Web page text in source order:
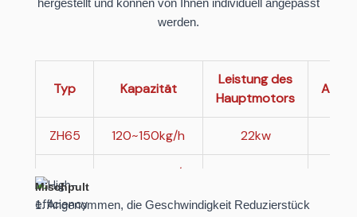
hergestellt und können von Ihnen individuell angepasst
werden.
Typ Kapazität
Leistung des
Hauptmotors
ZH65 120~150kg/h 22kw
200~250kg/h
ZH85 300~500kg/h 75kw
Mischpult
1. Angenommen, die Geschwindigkeit Reduzierstück